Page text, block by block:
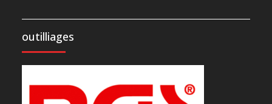
outilliages